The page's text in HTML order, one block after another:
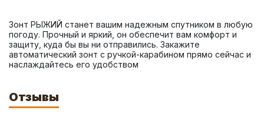
Зонт РЫЖИЙ станет вашим надежным спутником в любую
погоду. Прочный и яркий, он обеспечит вам комфорт и
защиту, куда бы вы ни отправились. Закажите
автоматический зонт с ручкой-карабином прямо сейчас и
наслаждайтесь его удобством
Отзывы